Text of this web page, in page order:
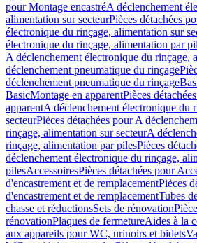
pour Montage encastréA déclenchement
alimentation sur secteurPièces détachées
électronique du rinçage, alimentation sur
électronique du rinçage, alimentation par
A déclenchement électronique du rinçage,
déclenchement pneumatique du rinçage
déclenchement pneumatique du rinçage
BasicMontage en apparentPièces
apparentA déclenchement électronique du
secteurPièces détachées pour A
rinçage, alimentation sur secteurA
rinçage, alimentation par pilesPièces
déclenchement électronique du rinçage,
pilesAccessoiresPièces détachées pour
d'encastrement et de remplacementPièces
d'encastrement et de remplacementTubes
chasse et réductionsSets de rénovation
rénovationPlaques de fermetureAides à la
aux appareils pour WC, urinoirs et bidets